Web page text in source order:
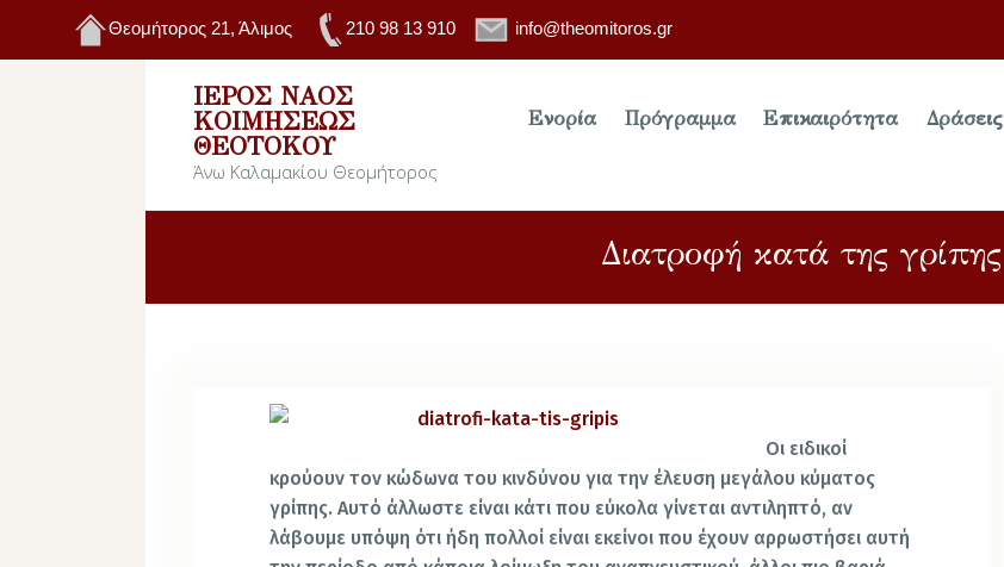
Θεομήτορος 21, Άλιμος 210 98 13 910 info@theomitoros.gr
ΙΕΡΌΣ ΝΑΌΣ
ΚΟΙΜΉΣΕΩΣ
ΘΕΟΤΌΚΟΥ
Άνω Καλαμακίου Θεομήτορος
Ενορία Πρόγραμμα Επικαιρότητα Δράσεις
Διατροφή κατά της γρίπης
Οι ειδικοί
κρούουν τον κώδωνα του κινδύνου για την έλευση μεγάλου κύματος
γρίπης. Αυτό άλλωστε είναι κάτι που εύκολα γίνεται αντιληπτό, αν
λάβουμε υπόψη ότι ήδη πολλοί είναι εκείνοι που έχουν αρρωστήσει αυτή